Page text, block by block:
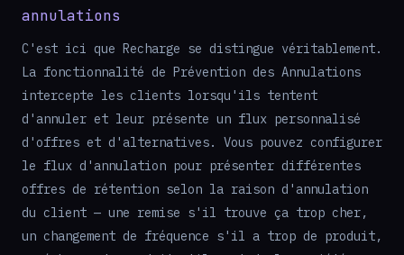
annulations
C'est ici que Recharge se distingue véritablement.
La fonctionnalité de Prévention des Annulations
intercepte les clients lorsqu'ils tentent
d'annuler et leur présente un flux personnalisé
d'offres et d'alternatives. Vous pouvez configurer
le flux d'annulation pour présenter différentes
offres de rétention selon la raison d'annulation
du client — une remise s'il trouve ça trop cher,
un changement de fréquence s'il a trop de produit,